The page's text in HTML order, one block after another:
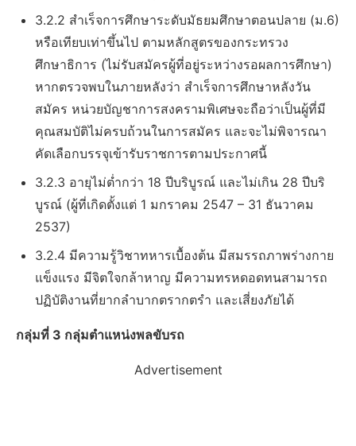
3.2.2 สำเร็จการศึกษาระดับมัธยมศึกษาตอนปลาย (ม.6)
หรือเทียบเท่าขึ้นไป ตามหลักสูตรของกระทรวง
ศึกษาธิการ (ไม่รับสมัครผู้ที่อยู่ระหว่างรอผลการศึกษา)
หากตรวจพบในภายหลังว่า สำเร็จการศึกษาหลังวัน
สมัคร หน่วยบัญชาการสงครามพิเศษจะถือว่าเป็นผู้ที่มี
คุณสมบัติไม่ครบถ้วนในการสมัคร และจะไม่พิจารณา
คัดเลือกบรรจุเข้ารับราชการตามประกาศนี้
3.2.3 อายุไม่ต่ำกว่า 18 ปีบริบูรณ์ และไม่เกิน 28 ปีบริ
บูรณ์ (ผู้ที่เกิดตั้งแต่ 1 มกราคม 2547 – 31 ธันวาคม
2537)
3.2.4 มีความรู้วิชาทหารเบื้องต้น มีสมรรถภาพร่างกาย
แข็งแรง มีจิตใจกล้าหาญ มีความทรหดอดทนสามารถ
ปฏิบัติงานที่ยากลำบากตรากตรำ และเสี่ยงภัยได้
กลุ่มที่ 3 กลุ่มตำแหน่งพลขับรถ
Advertisement